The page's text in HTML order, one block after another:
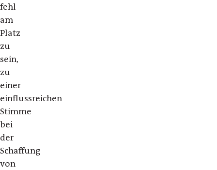
fehl
am
Platz
zu
sein,
zu
einer
einflussreichen
Stimme
bei
der
Schaffung
von